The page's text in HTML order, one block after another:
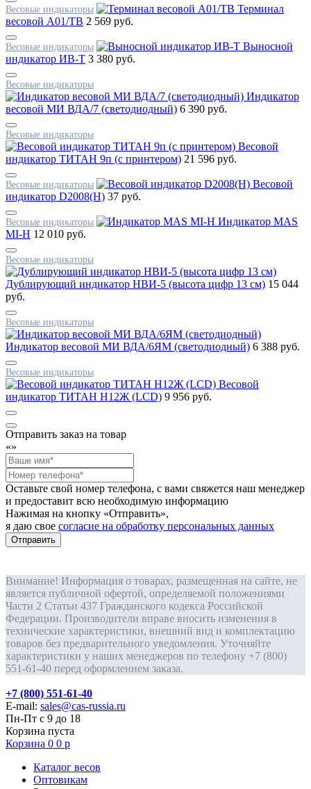
Весовые индикаторы
Терминал
весовой А01/TB 2 569 руб.
Весовые индикаторы
Выносной
индикатор ИВ-Т 3 380 руб.
Весовые индикаторы
Индикатор
весовой МИ ВДА/7 (светодиодный) 6 390 руб.
Весовые индикаторы
Весовой
индикатор ТИТАН 9п (с принтером) 21 596 руб.
Весовые индикаторы
Весовой
индикатор D2008(H) 37 руб.
Весовые индикаторы
Индикатор MAS
MI-H 12 010 руб.
Весовые индикаторы
Дублирующий индикатор НВИ-5 (высота цифр 13 см) 15 044
руб.
Весовые индикаторы
Индикатор весовой МИ ВДА/6ЯМ (светодиодный) 6 388 руб.
Весовые индикаторы
Весовой
индикатор ТИТАН Н12Ж (LCD) 9 956 руб.
Отправить заказ на товар
«»
Оставьте свой номер телефона, с вами свяжется наш менеджер
и предоставит всю необходимую информацию
Нажимая на кнопку «Отправить»,
я даю свое согласие на обработку персональных данных
Отправить
Внимание! Информация о товарах, размещенная на сайте, не
является публичной офертой, определяемой положениями
Части 2 Статьи 437 Гражданского кодекса Российской
Федерации. Производители вправе вносить изменения в
технические характеристики, внешний вид и комплектацию
товаров без предварительного уведомления. Уточняйте
характеристики у наших менеджеров по телефону +7 (800)
551-61-40 перед оформлением заказа.
+7 (800) 551-61-40
E-mail: sales@cas-russia.ru
Пн-Пт с 9 до 18
Корзина пуста
Корзина 0 0 р
Каталог весов
Оптовикам